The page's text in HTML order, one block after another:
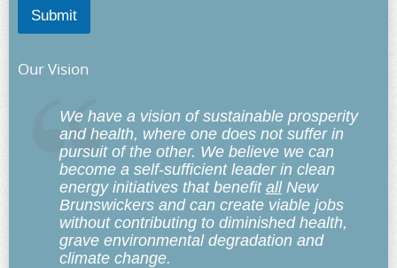
Submit
Our Vision
We have a vision of sustainable prosperity
and health, where one does not suffer in
pursuit of the other. We believe we can
become a self-sufficient leader in clean
energy initiatives that benefit allNew
Brunswickers and can create viable jobs
without contributing to diminished health,
grave environmental degradation and
climate change.